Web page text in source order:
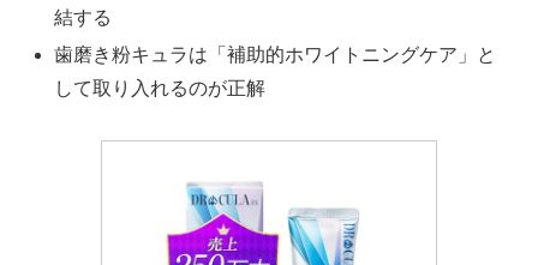
結する
歯磨き粉キュラは「補助的ホワイトニングケア」と
して取り入れるのが正解